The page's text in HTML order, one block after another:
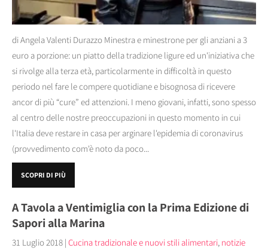
di Angela Valenti Durazzo Minestra e minestrone per gli anziani a 3
euro a porzione: un piatto della tradizione ligure ed un'iniziativa che
si rivolge alla terza età, particolarmente in difficoltà in questo
periodo nel fare le compere quotidiane e bisognosa di ricevere
ancor di più “cure” ed attenzioni. I meno giovani, infatti, sono spesso
al centro delle nostre preoccupazioni in questo momento in cui
l'Italia deve restare in casa per arginare l'epidemia di coronavirus
(provvedimento com'è noto da poco...
SCOPRI DI PIÙ
A Tavola a Ventimiglia con la Prima Edizione di
Sapori alla Marina
31 Luglio 2018 | Cucina tradizionale e nuovi stili alimentari, notizie